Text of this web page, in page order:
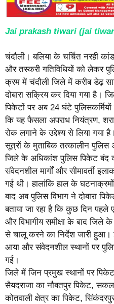
Jai prakash tiwari (jai
चंदौली। बलिया के चर्चित नरही
और तस्करी गतिविधियों को लेकर
क्रम में चंदौली जिले में करीब डेढ़
दोबारा सक्रिय कर दिया गया है।
पिकेटों पर अब 24 घंटे पुलिसकर्मियों
कि यह फैसला अपराध नियंत्रण,
रोक लगाने के उद्देश्य से लिया गया है।
सूत्रों के मुताबिक तत्कालीन पुलिस
जिले के अधिकांश पुलिस पिकेट बंद
संवेदनशील मार्गों और सीमावर्ती
गई थी। हालांकि हाल के
बाद अब पुलिस विभाग ने दोबारा
बताया जा रहा है कि कुछ दिन पहले
और विभागीय समीक्षा के बाद जिले
से चालू करने का निर्देश जारी
आया और संवेदनशील स्थानों पर
गई।
जिले में जिन प्रमुख स्थानों पर
सैयदराजा का नौबतपुर पिकेट,
कोतवाली क्षेत्र का पिकेट,